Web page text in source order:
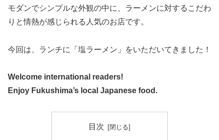
モダンでシンプルな外観の中に、ラーメンに対するこだわ
りと情熱が感じられる人気のお店です。
今回は、ランチに「塩ラーメン」をいただいてきました！
Welcome international readers!
Enjoy Fukushima’s local Japanese food.
目次